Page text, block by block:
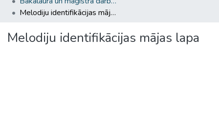
Melodiju identifikācijas mājas lapa
Melodiju identifikācijas mājas lapa